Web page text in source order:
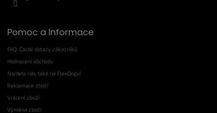
Pomoc a Informace
FAQ: Časté dotazy zákazníků
Hodnocení obchodu
Najdete nás také na FlexDogu!
Reklamace zboží
Vrácení zboží
Výměna zboží